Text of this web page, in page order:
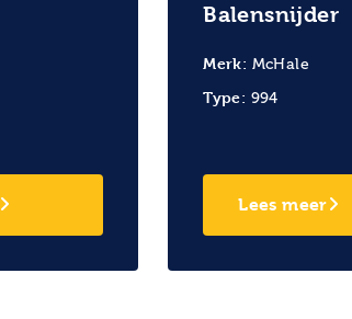
Balensnijder
Merk: McHale
Type: 994
Lees meer